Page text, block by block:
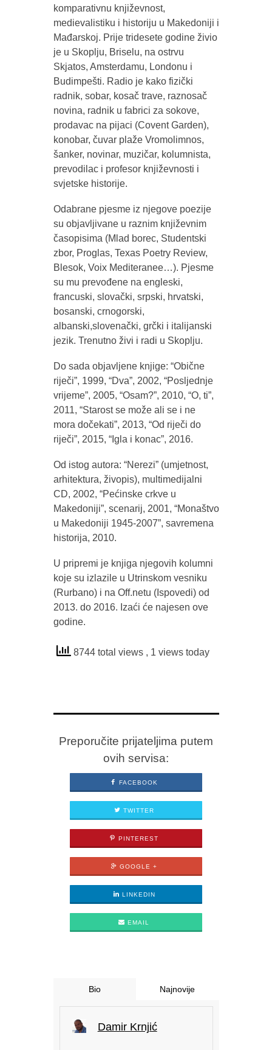
komparativnu književnost,
medievalistiku i historiju u Makedoniji i
Mađarskoj. Prije tridesete godine živio
je u Skoplju, Briselu, na ostrvu
Skjatos, Amsterdamu, Londonu i
Budimpešti. Radio je kako fizički
radnik, sobar, kosač trave, raznosač
novina, radnik u fabrici za sokove,
prodavac na pijaci (Covent Garden),
konobar, čuvar plaže Vromolimnos,
šanker, novinar, muzičar, kolumnista,
prevodilac i profesor književnosti i
svjetske historije.
Odabrane pjesme iz njegove poezije
su objavljivane u raznim književnim
časopisima (Mlad borec, Studentski
zbor, Proglas, Texas Poetry Review,
Blesok, Voix Mediteranee…). Pjesme
su mu prevođene na engleski,
francuski, slovački, srpski, hrvatski,
bosanski, crnogorski,
albanski,slovenački, grčki i italijanski
jezik. Trenutno živi i radi u Skoplju.
Do sada objavljene knjige: “Obične
riječi”, 1999, “Dva”, 2002, “Posljednje
vrijeme”, 2005, “Osam?”, 2010, “O, ti”,
2011, “Starost se može ali se i ne
mora dočekati”, 2013, “Od riječi do
riječi”, 2015, “Igla i konac”, 2016.
Od istog autora: “Nerezi” (umjetnost,
arhitektura, živopis), multimedijalni
CD, 2002, “Pećinske crkve u
Makedoniji”, scenarij, 2001, “Monaštvo
u Makedoniji 1945-2007”, savremena
historija, 2010.
U pripremi je knjiga njegovih kolumni
koje su izlazile u Utrinskom vesniku
(Rurbano) i na Off.netu (Ispovedi) od
2013. do 2016. Izaći će najesen ove
godine.
8744 total views , 1 views today
Preporučite prijateljima putem
ovih servisa:
FACEBOOK
TWITTER
PINTEREST
GOOGLE +
LINKEDIN
EMAIL
Bio Najnovije
Damir Krnjić